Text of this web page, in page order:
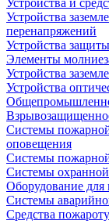
Устройства и
Устройства
перенапряжений
Устройства
Элементы
Устройства
Устройства
Системы
оповещения
Системы
Системы
Оборудование
Системы
Средства